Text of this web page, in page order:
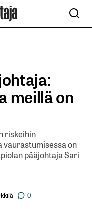
meillä on
riskeihin
vaurastumisessa on
pääjohtaja Sari
0